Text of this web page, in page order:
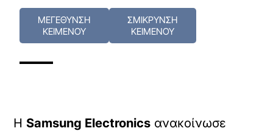
ΜΕΓΕΘΥΝΣΗ
ΚΕΙΜΕΝΟΥ
ΣΜΙΚΡΥΝΣΗ
ΚΕΙΜΕΝΟΥ
Η Samsung Electronics ανακοίνωσε